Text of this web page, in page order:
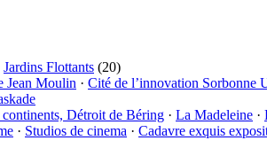
Jardins Flottants (20)
Jean Moulin · Cité de l’innovation Sorbonne
Détroit de Béring · La Madeleine ·
· Studios de cinema · Cadavre exquis